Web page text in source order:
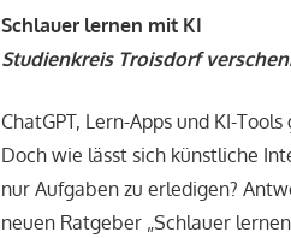
Schlauer lernen mit KI
Studienkreis Troisdorf
ChatGPT, Lern-Apps und KI-
Doch wie lässt sich künstliche
nur Aufgaben zu erledigen?
neuen Ratgeber „Schlauer